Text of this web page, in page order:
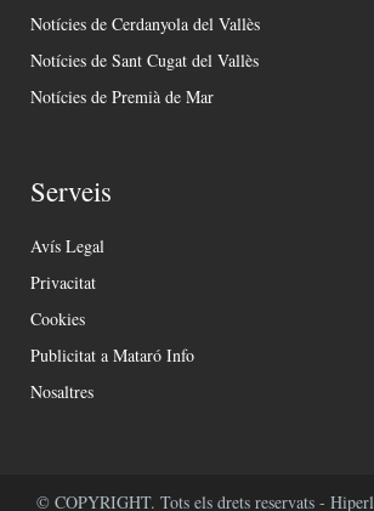
Notícies de Cerdanyola del Vallès
Notícies de Sant Cugat del Vallès
Notícies de Premià de Mar
Serveis
Avís Legal
Privacitat
Cookies
Publicitat a Mataró Info
Nosaltres
© COPYRIGHT. Tots els drets reservats -